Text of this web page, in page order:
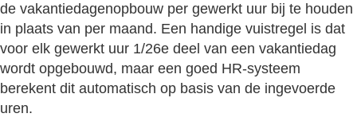
de vakantiedagenopbouw per gewerkt uur bij te houden
in plaats van per maand. Een handige vuistregel is dat
voor elk gewerkt uur 1/26e deel van een vakantiedag
wordt opgebouwd, maar een goed HR-systeem
berekent dit automatisch op basis van de ingevoerde
uren.